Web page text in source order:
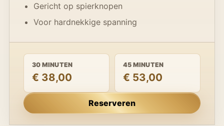
Gericht op spierknopen
Voor hardnekkige spanning
30 MINUTEN
€ 38,00
45 MINUTEN
€ 53,00
Reserveren